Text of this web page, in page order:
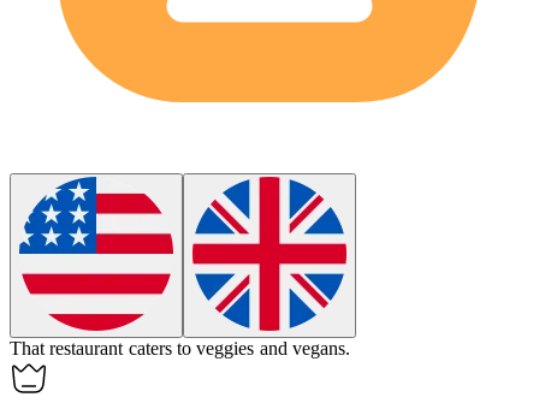
That restaurant caters toveggies and vegans.